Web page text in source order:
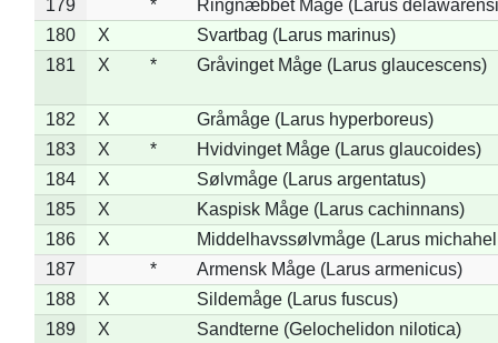
179
*
Ringnæbbet Måge (Larus
180
X
Svartbag (Larus marinus)
181
X * Gråvinget Måge (Larus glaucescens)
182 X
Gråmåge (Larus hyperboreus)
183
X *
Hvidvinget Måge (Larus glaucoides)
184
X
Sølvmåge (Larus argentatus)
185
X
Kaspisk Måge (Larus cachinnans)
186
X
Middelhavssølvmåge (Larus
187
*
Armensk Måge (Larus armenicus)
188
X
Sildemåge (Larus fuscus)
189
X
Sandterne (Gelochelidon nilotica)